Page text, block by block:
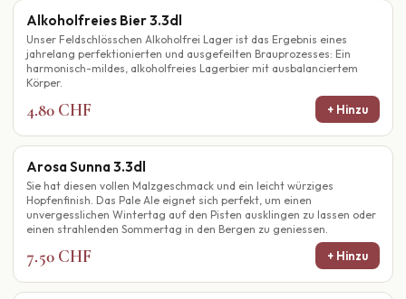
Alkoholfreies Bier 3.3dl
Unser Feldschlösschen Alkoholfrei Lager ist das Ergebnis eines
jahrelang perfektionierten und ausgefeilten Brauprozesses: Ein
harmonisch-mildes, alkoholfreies Lagerbier mit ausbalanciertem
Körper.
4.80 CHF + Hinzu
Arosa Sunna 3.3dl
Sie hat diesen vollen Malzgeschmack und ein leicht würziges
Hopfenfinish. Das Pale Ale eignet sich perfekt, um einen
unvergesslichen Wintertag auf den Pisten ausklingen zu lassen oder
einen strahlenden Sommertag in den Bergen zu geniessen.
7.50 CHF + Hinzu